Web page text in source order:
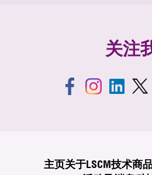
关注
主页关于LSCM技术商